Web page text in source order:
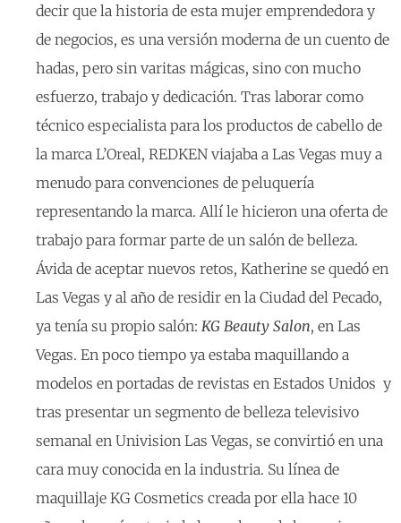
decir que la historia de esta mujer emprendedora y
de negocios, es una versión moderna de un cuento de
hadas, pero sin varitas mágicas, sino con mucho
esfuerzo, trabajo y dedicación. Tras laborar como
técnico especialista para los productos de cabello de
la marca L’Oreal, REDKEN viajaba a Las Vegas muy a
menudo para convenciones de peluquería
representando la marca. Allí le hicieron una oferta de
trabajo para formar parte de un salón de belleza.
Ávida de aceptar nuevos retos, Katherine se quedó en
Las Vegas y al año de residir en la Ciudad del Pecado,
ya tenía su propio salón: KG Beauty Salon, en Las
Vegas. En poco tiempo ya estaba maquillando a
modelos en portadas de revistas en Estados Unidos y
tras presentar un segmento de belleza televisivo
semanal en Univision Las Vegas, se convirtió en una
cara muy conocida en la industria. Su línea de
maquillaje KG Cosmetics creada por ella hace 10